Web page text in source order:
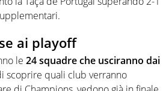
ai playoff
le 24 squadre che usciranno dai
scoprire quali club verranno